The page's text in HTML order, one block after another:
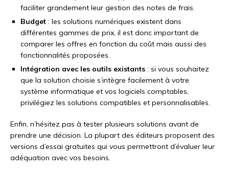
faciliter grandement leur gestion des notes de frais.
Budget : les solutions numériques existent dans
différentes gammes de prix, il est donc important de
comparer les offres en fonction du coût mais aussi des
fonctionnalités proposées.
Intégration avec les outils existants : si vous souhaitez
que la solution choisie s’intègre facilement à votre
système informatique et vos logiciels comptables,
privilégiez les solutions compatibles et personnalisables.
Enfin, n’hésitez pas à tester plusieurs solutions avant de
prendre une décision. La plupart des éditeurs proposent des
versions d’essai gratuites qui vous permettront d’évaluer leur
adéquation avec vos besoins.